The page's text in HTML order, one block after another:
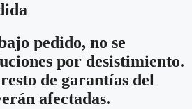
pedido, no se
por desistimiento.
de garantías del
afectadas.